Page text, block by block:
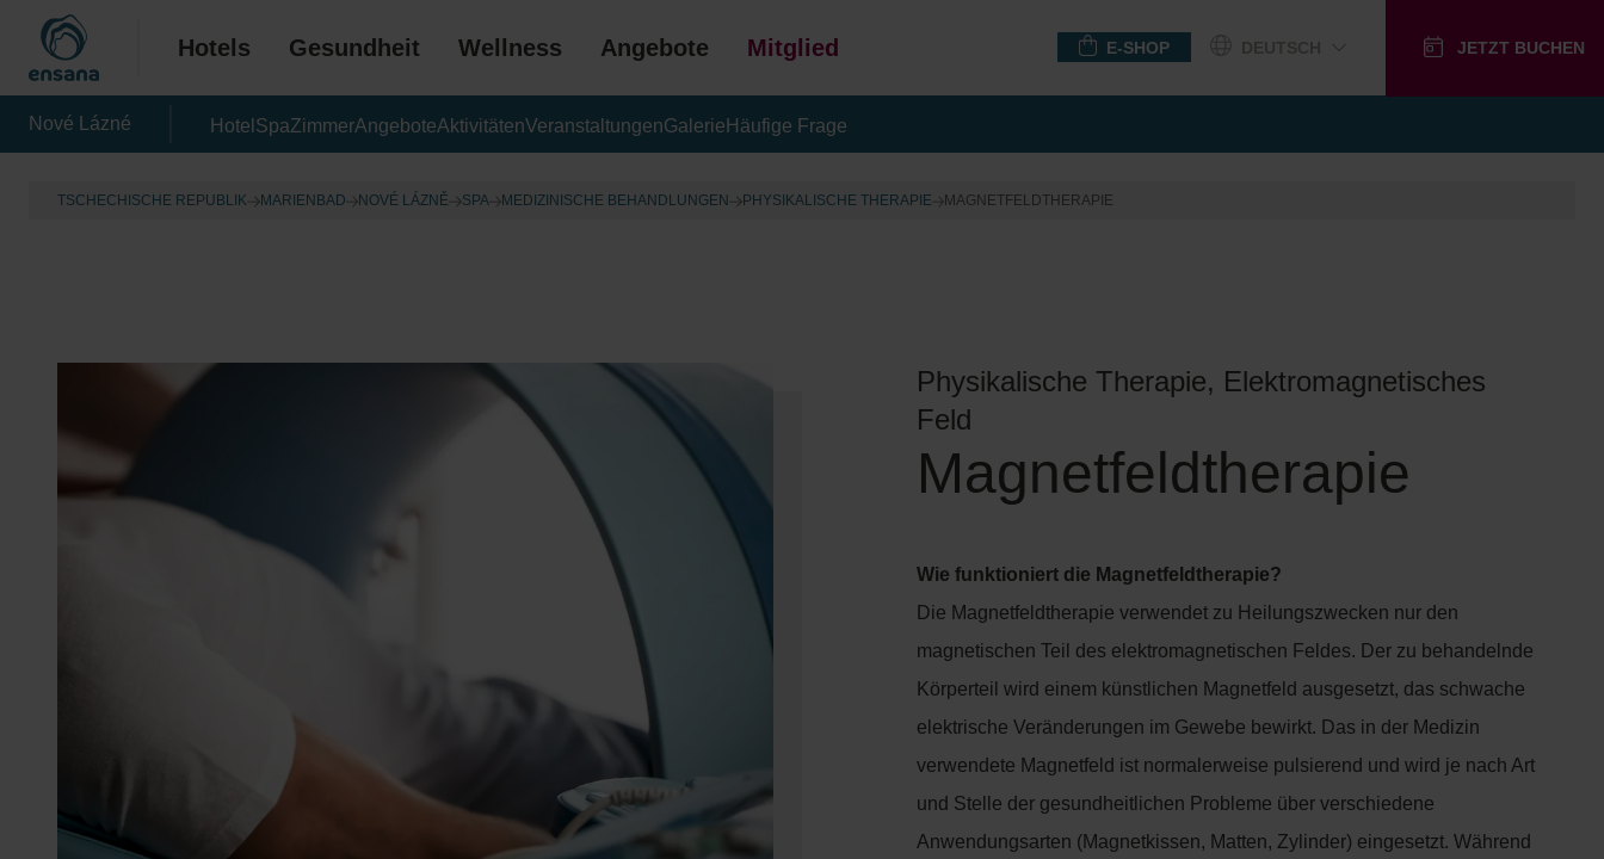
Hotels Gesundheit Wellness Angebote Mitgliedschaft E-SHOP JETZT BUCHEN
Nové Lázné Hotel SpaZimmerAngeboteAktivitätenVeranstaltungenGalerie Häufige Frage
TSCHECHISCHE REPUBLIK MARIENBAD NOVÉ LÁZNĚ SPA MEDIZINISCHE BEHANDLUNGEN PHYSIKALISCHE THERAPIE MAGNETFELDTHERAPIE
Physikalische Therapie, Elektromagnetisches
Feld
Magnetfeldtherapie
Wie funktioniert die Magnetfeldtherapie?
Die Magnetfeldtherapie verwendet zu Heilungszwecken nur den
magnetischen Teil des elektromagnetischen Feldes. Der zu behandelnde
Körperteil wird einem künstlichen Magnetfeld ausgesetzt, das schwache
elektrische Veränderungen im Gewebe bewirkt. Das in der Medizin
verwendete Magnetfeld ist normalerweise pulsierend und wird je nach Art
und Stelle der gesundheitlichen Probleme über verschiedene
Anwendungsarten (Magnetkissen, Matten, Zylinder) eingesetzt. Während